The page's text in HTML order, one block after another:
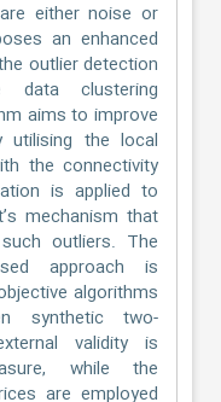
either noise or
an enhanced
outlier detection
data clustering
aims to improve
the local
the connectivity
is applied to
mechanism that
outliers. The
approach is
algorithms
synthetic two-
validity is
while the
are employed